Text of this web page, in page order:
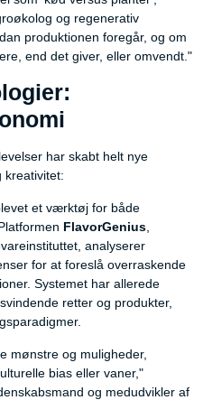
og regenerativ
produktionen foregår, og om
end det giver, eller omvendt."
har skabt helt nye
kreativitet:
et værktøj for både
FlavorGenius
analyserer
for at foreslå overraskende
Systemet har allerede
retter og produkter,
mønstre og muligheder,
bias eller vaner,"
og medudvikler af